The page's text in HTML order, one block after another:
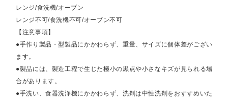
レンジ/食洗機/オーブン
レンジ不可/食洗機不可/オーブン不可
【注意事項】
●手作り製品・型製品にかかわらず、重量、サイズに個体差がござい
ます。
●製品には、製造工程で生じた極小の黒点や小さなキズが見られる場
合があります。
●手洗い、食器洗浄機にかかわらず、洗剤は中性洗剤をおすすめいた